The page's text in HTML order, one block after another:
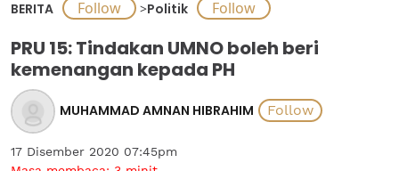
BERITA >Politik
PRU 15: Tindakan UMNO boleh beri
kemenangan kepada PH
MUHAMMAD AMNAN HIBRAHIM
17 Disember 2020 07:45pm